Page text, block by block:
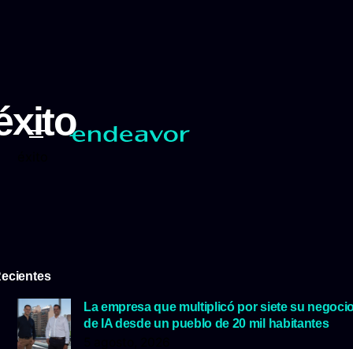
La empresa que multiplicó por siete su
de IA desde un pueblo de 20 mil habitantes